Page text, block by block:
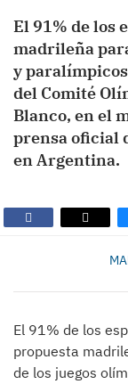
El 91% de los
madrileña
y
del Comité
Blanco, en el
prensa oficial
en Argentina.
El 91% de los
propuesta
de los juegos